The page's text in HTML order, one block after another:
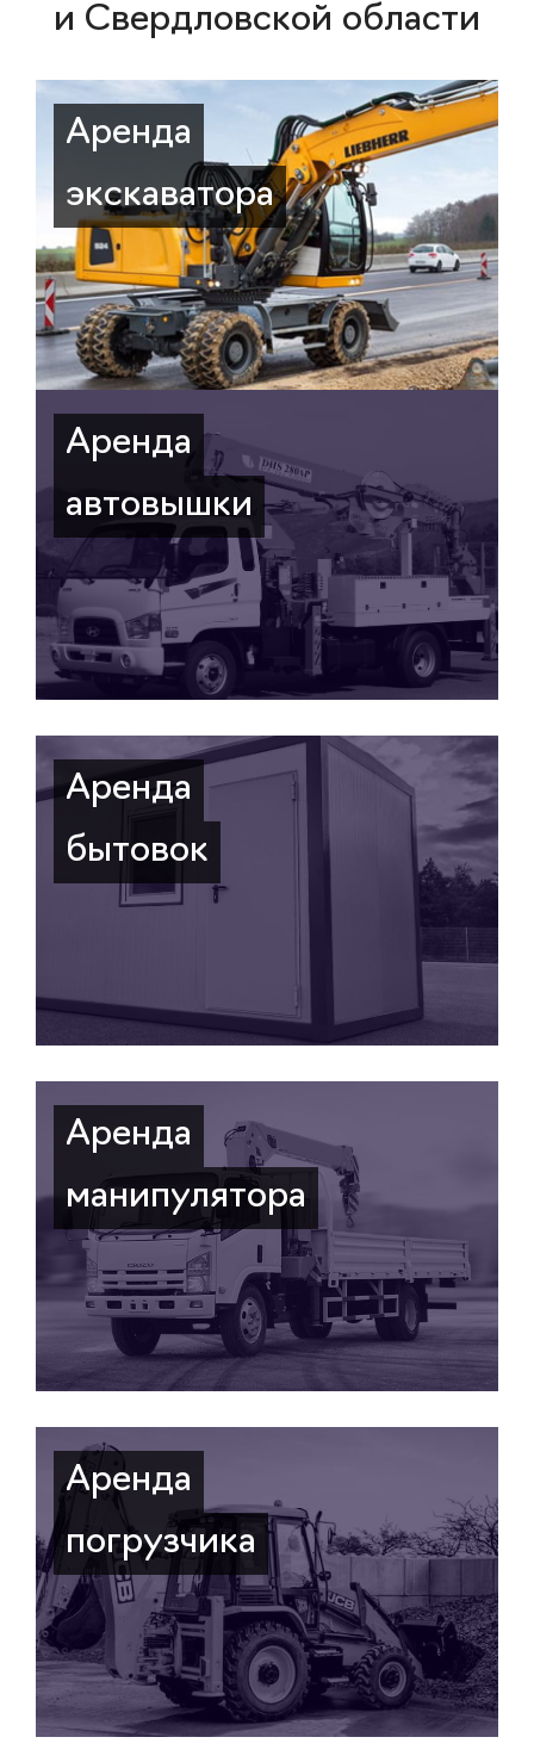
и Свердловской области
Аренда
экскаватора
Аренда
автовышки
Аренда
бытовок
Аренда
манипулятора
Аренда
погрузчика